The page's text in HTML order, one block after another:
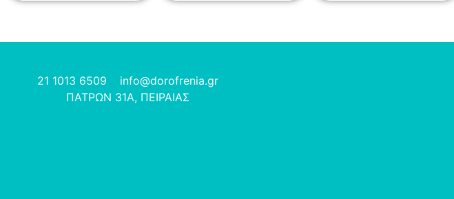
21 1013 6509
info@dorofrenia.gr
ΠΑΤΡΩΝ 31Α, ΠΕΙΡΑΙΑΣ